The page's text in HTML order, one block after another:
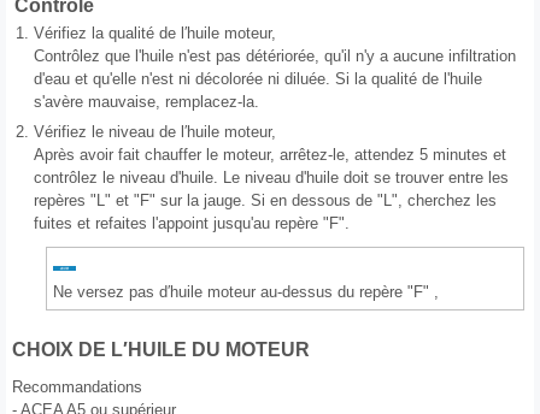
Contrôle
1. Vérifiez la qualité de l′huile moteur,
Contrôlez que l'huile n'est pas détériorée, qu'il n'y a aucune infiltration
d'eau et qu'elle n'est ni décolorée ni diluée. Si la qualité de l'huile
s'avère mauvaise, remplacez-la.
2. Vérifiez le niveau de l′huile moteur,
Après avoir fait chauffer le moteur, arrêtez-le, attendez 5 minutes et
contrôlez le niveau d'huile. Le niveau d'huile doit se trouver entre les
repères "L" et "F" sur la jauge. Si en dessous de "L", cherchez les
fuites et refaites l'appoint jusqu'au repère "F".
Ne versez pas d′huile moteur au-dessus du repère "F" ,
CHOIX DE L′HUILE DU MOTEUR
Recommandations
- ACEA A5 ou supérieur